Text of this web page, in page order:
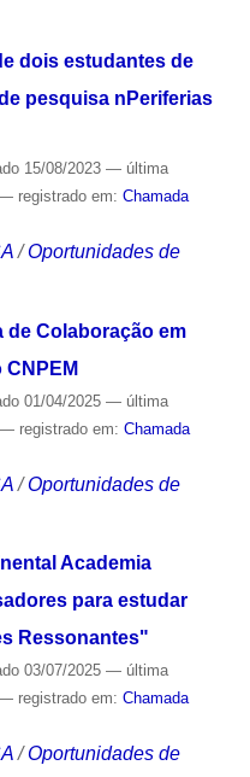
dois estudantes de
pesquisa nPeriferias
15/08/2023 — última
registrado em: Chamada
/Oportunidades de
de Colaboração em
CNPEM
01/04/2025 — última
— registrado em: Chamada
/Oportunidades de
Academia
para estudar
Ressonantes"
03/07/2025 — última
registrado em: Chamada
/Oportunidades de